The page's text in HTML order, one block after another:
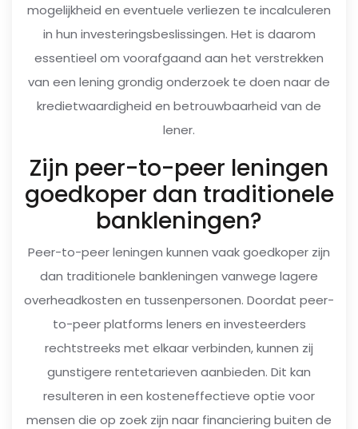
mogelijkheid en eventuele verliezen te incalculeren
in hun investeringsbeslissingen. Het is daarom
essentieel om voorafgaand aan het verstrekken
van een lening grondig onderzoek te doen naar de
kredietwaardigheid en betrouwbaarheid van de
lener.
Zijn peer-to-peer leningen
goedkoper dan traditionele
bankleningen?
Peer-to-peer leningen kunnen vaak goedkoper zijn
dan traditionele bankleningen vanwege lagere
overheadkosten en tussenpersonen. Doordat peer-
to-peer platforms leners en investeerders
rechtstreeks met elkaar verbinden, kunnen zij
gunstigere rentetarieven aanbieden. Dit kan
resulteren in een kosteneffectieve optie voor
mensen die op zoek zijn naar financiering buiten de